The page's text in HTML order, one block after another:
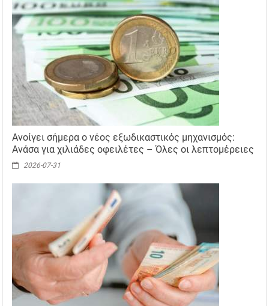
Ανοίγει σήμερα ο νέος εξωδικαστικός μηχανισμός:
Ανάσα για χιλιάδες οφειλέτες – Όλες οι λεπτομέρειες
2026-07-31